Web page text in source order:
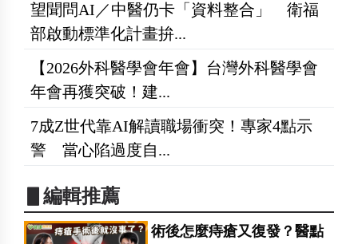
望聞問AI／中醫仍卡「資料整合」 衛福
部啟動標準化計畫拚...
【2026外科醫學會年會】台灣外科醫學會
年會再獲突破！建...
7成Z世代靠AI解讀職場衝突！專家4點示
警 當心陷過度自...
▋編輯推薦
術後怎麼痔瘡又復發？醫點